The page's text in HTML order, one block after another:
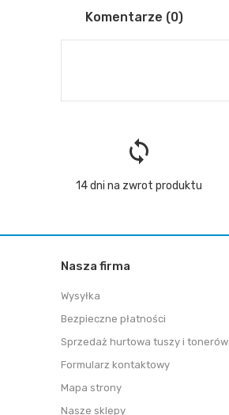
Komentarze (0)
loop
14 dni na zwrot produktu
Nasza firma
Wysyłka
Bezpieczne płatności
Sprzedaż hurtowa tuszy i tonerów
Formularz kontaktowy
Mapa strony
Nasze sklepy